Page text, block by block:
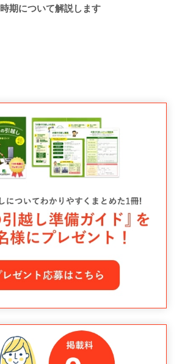
時期について解説します